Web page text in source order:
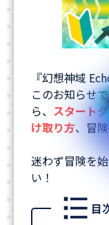
『幻想神域
このお知らせ
ら、 スタート
け取り方、冒
迷わず冒険を
い！
目